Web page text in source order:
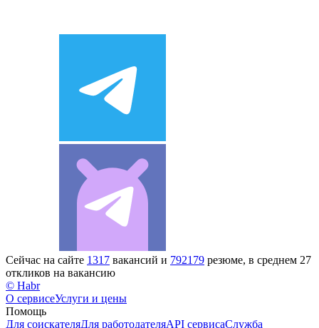
Сейчас на сайте 1317 вакансий и 792179 резюме, в среднем 27
откликов на вакансию
© Habr
О сервисеУслуги и цены
Помощь
Для соискателяДля работодателяAPI сервисаСлужба